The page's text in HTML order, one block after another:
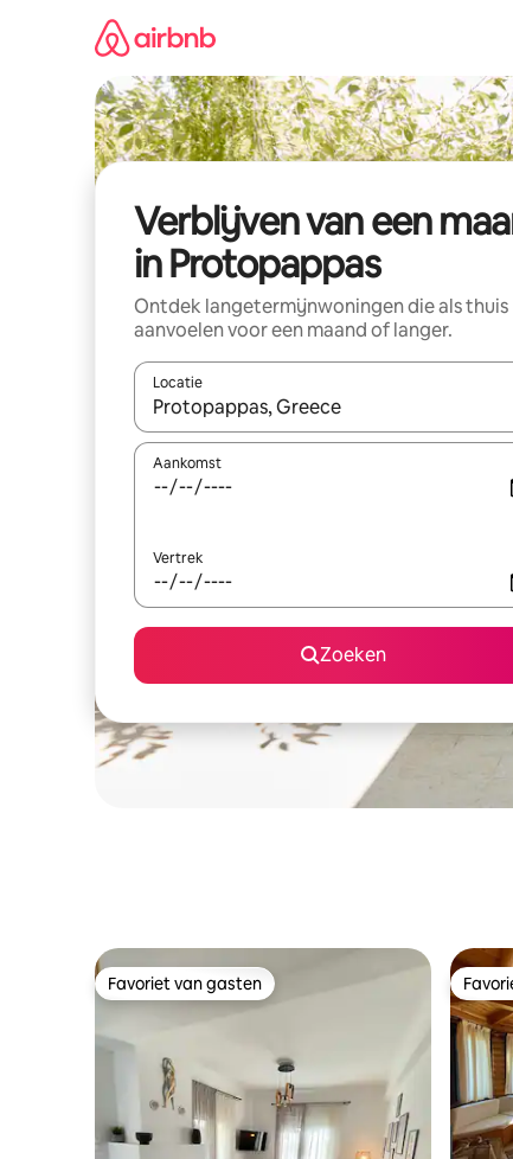
Verblijven van een
in Protopappas
Ontdek langetermijnwoningen die als thuis
aanvoelen voor een maand of langer.
Locatie
Wanneer er resultaten beschikbaar zijn,
Aankomst
Vertrek
Zoeken
Favoriet van gasten
Favoriet van gasten